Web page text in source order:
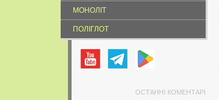
МОНОЛІТ
ПОЛІГЛОТ
ОСТАННІ КОМЕНТАРІ